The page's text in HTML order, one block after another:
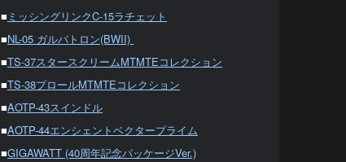
■ ミッシングリンクC-15ラチェット
■NL-05 ガルバトロン(BWII)
■TS-37スタースクリームMTMTEコレクション
■TS-38プロールMTMTEコレクション
■AOTP-43スインドル
■AOTP-44エンシェントベクタープライム
■GIGAWATT (40周年記念パッケージVer.)